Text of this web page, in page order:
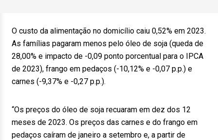
O custo da alimentação no domicílio caiu 0,52% em 2023.
As famílias pagaram menos pelo óleo de soja (queda de
28,00% e impacto de -0,09 ponto porcentual para o IPCA
de 2023), frango em pedaços (-10,12% e -0,07 p.p.) e
carnes (-9,37% e -0,27 p.p.).
“Os preços do óleo de soja recuaram em dez dos 12
meses de 2023. Os preços das carnes e do frango em
pedaços caíram de janeiro a setembro e, a partir de